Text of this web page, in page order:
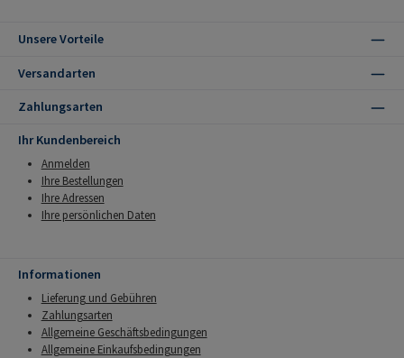
Unsere Vorteile
Versandarten
Zahlungsarten
Ihr Kundenbereich
Anmelden
Ihre Bestellungen
Ihre Adressen
Ihre persönlichen Daten
Informationen
Lieferung und Gebühren
Zahlungsarten
Allgemeine Geschäftsbedingungen
Allgemeine Einkaufsbedingungen